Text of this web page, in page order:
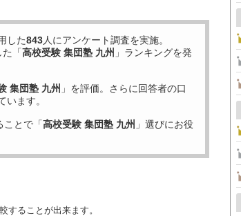
した843人にアンケート調査を実施。
「高校受験 集団塾 九州 」ランキングを発
集団塾 九州 」を評価。さらに回答者の口
ます。
ことで「高校受験 集団塾 九州 」選びにお役
することが出来ます。